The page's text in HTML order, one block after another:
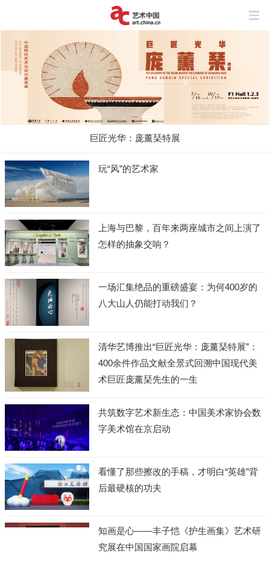
巨匠光华：庞薰琹特展
玩“风”的艺术家
上海与巴黎，百年来两座城市之间上演了
怎样的抽象交响？
一场汇集绝品的重磅盛宴：为何400岁的
八大山人仍能打动我们？
清华艺博推出“巨匠光华：庞薰琹特展”：
400余件作品文献全景式回溯中国现代美
术巨匠庞薰琹先生的一生
共筑数字艺术新生态：中国美术家协会数
字美术馆在京启动
看懂了那些擦改的手稿，才明白“英雄”背
后最硬核的功夫
知画是心——丰子恺《护生画集》艺术研
究展在中国国家画院启幕